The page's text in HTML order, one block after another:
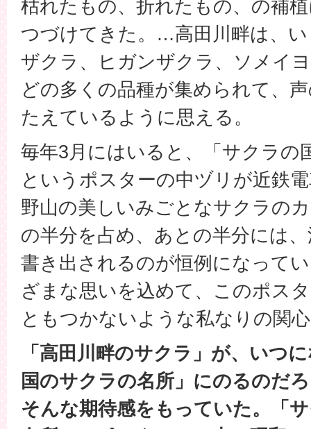
枯れたもの、折れたもの、の補
つづけてきた。…高田川畔は、
ザクラ、ヒガンザクラ、ソメイ
どの多くの品種が集められて、
たえているように思える。
毎年3月にはいると、「サクラの
というポスターの中ヅリが近鉄
野山の美しいみごとなサクラの
の半分を占め、あとの半分には
書き出されるのが恒例になって
ざまな思いを込めて、このポス
ともつかないような私なりの関
「高田川畔のサクラ」が、いつ
国のサクラの名所」にのるのだ
そんな期待感をもっていた。「